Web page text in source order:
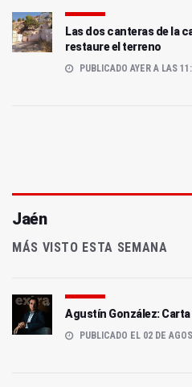
Las dos canteras de la
restaure el terreno
PUBLICADO AYER A LAS
Jaén
MÁS VISTO ESTA SEMANA
Agustín González: Carta
PUBLICADO EL 02 DE